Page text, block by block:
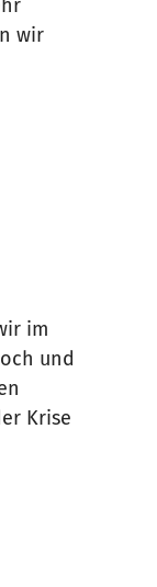
wir
im
und
Krise